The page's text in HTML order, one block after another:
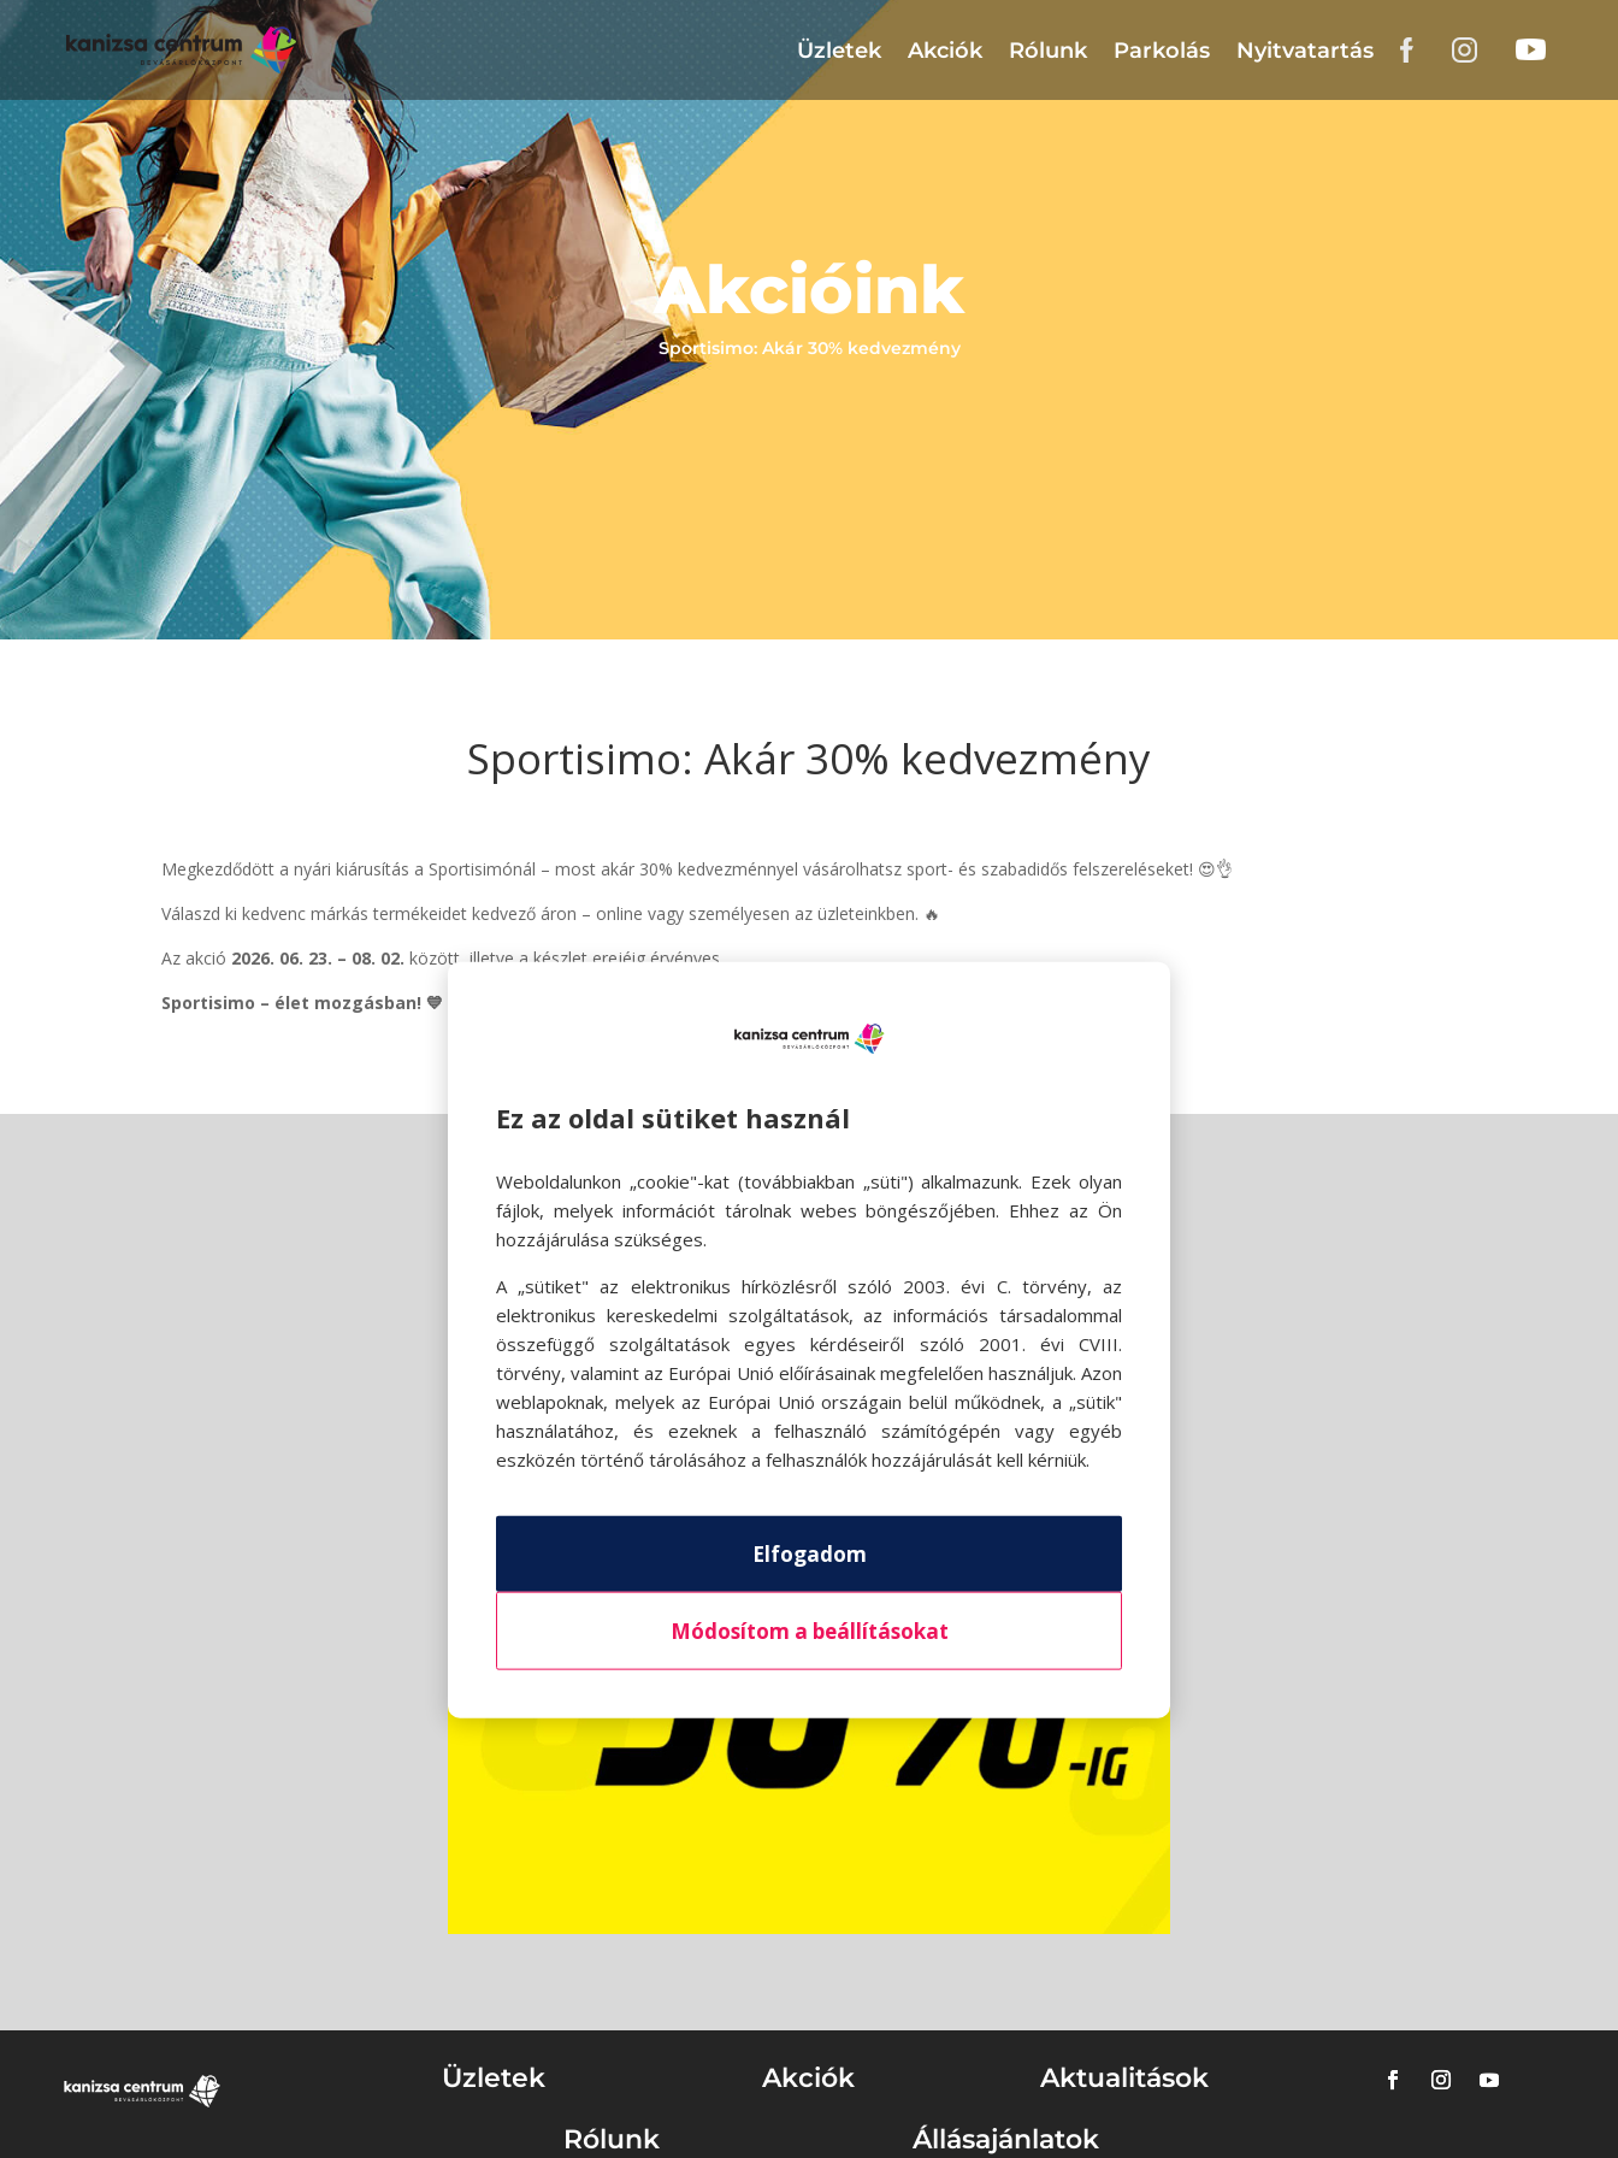
Üzletek Akciók Rólunk Parkolás Nyitvatartás
Akcióink
Sportisimo: Akár 30% kedvezmény
Sportisimo: Akár 30% kedvezmény
Megkezdődött a nyári kiárusítás a Sportisimónál – most akár 30% kedvezménnyel vásárolhatsz sport- és szabadidős felszereléseket! 😍👌
Válaszd ki kedvenc márkás termékeidet kedvező áron – online vagy személyesen az üzleteinkben. 🔥
Az akció 2026. 06. 23. – 08. 02. között, illetve a készlet erejéig érvényes.
Sportisimo – élet mozgásban! 💙
Üzletek Akciók
Aktualitások
Rólunk
Állásajánlatok
Ez az oldal sütiket használ
Weboldalunkon „cookie"-kat (továbbiakban „süti") alkalmazunk. Ezek olyan
fájlok, melyek információt tárolnak webes böngészőjében. Ehhez az Ön
hozzájárulása szükséges.
A „sütiket" az elektronikus hírközlésről szóló 2003. évi C. törvény, az
elektronikus kereskedelmi szolgáltatások, az információs társadalommal
összefüggő szolgáltatások egyes kérdéseiről szóló 2001. évi CVIII.
törvény, valamint az Európai Unió előírásainak megfelelően használjuk. Azon
weblapoknak, melyek az Európai Unió országain belül működnek, a „sütik"
használatához, és ezeknek a felhasználó számítógépén vagy egyéb
eszközén történő tárolásához a felhasználók hozzájárulását kell kérniük.
Elfogadom
Módosítom a beállításokat